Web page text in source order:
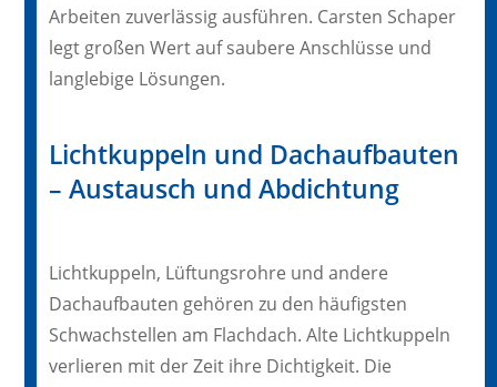
Arbeiten zuverlässig ausführen. Carsten Schaper
legt großen Wert auf saubere Anschlüsse und
langlebige Lösungen.
Lichtkuppeln und Dachaufbauten
– Austausch und Abdichtung
Lichtkuppeln, Lüftungsrohre und andere
Dachaufbauten gehören zu den häufigsten
Schwachstellen am Flachdach. Alte Lichtkuppeln
verlieren mit der Zeit ihre Dichtigkeit. Die